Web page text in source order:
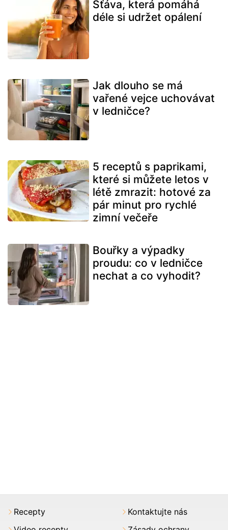
Šťáva, která pomáhá
déle si udržet opálení
Jak dlouho se má
vařené vejce uchovávat
v ledničce?
5 receptů s paprikami,
které si můžete letos v
létě zmrazit: hotové za
pár minut pro rychlé
zimní večeře
Bouřky a výpadky
proudu: co v ledničce
nechat a co vyhodit?
Recepty
Kontaktujte nás